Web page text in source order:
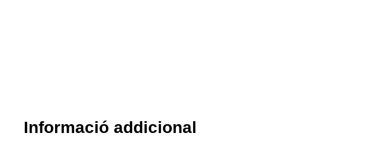
Informació addicional